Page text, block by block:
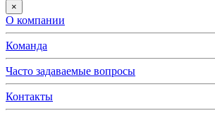
×
О компании
Команда
Часто задаваемые вопросы
Контакты